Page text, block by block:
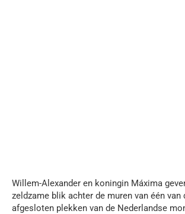
Willem-Alexander en koningin Máxima
zeldzame blik achter de muren van één van
afgesloten plekken van de Nederlandse